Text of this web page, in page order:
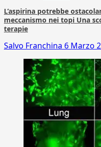
L’aspirina potrebbe
meccanismo nei topi Una
terapie
Salvo Franchina 6 Marzo